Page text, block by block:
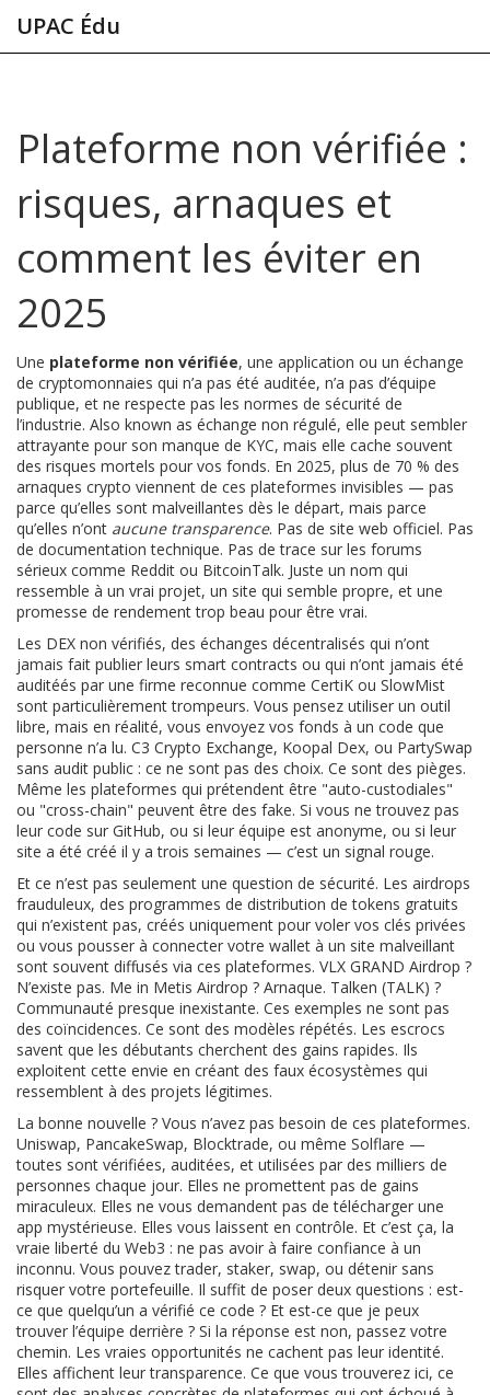
UPAC Édu
Plateforme non vérifiée :
risques, arnaques et
comment les éviter en
2025
Une plateforme non vérifiée, une application ou un échange
de cryptomonnaies qui n’a pas été auditée, n’a pas d’équipe
publique, et ne respecte pas les normes de sécurité de
l’industrie. Also known as échange non régulé, elle peut sembler
attrayante pour son manque de KYC, mais elle cache souvent
des risques mortels pour vos fonds. En 2025, plus de 70 % des
arnaques crypto viennent de ces plateformes invisibles — pas
parce qu’elles sont malveillantes dès le départ, mais parce
qu’elles n’ont aucune transparence. Pas de site web officiel. Pas
de documentation technique. Pas de trace sur les forums
sérieux comme Reddit ou BitcoinTalk. Juste un nom qui
ressemble à un vrai projet, un site qui semble propre, et une
promesse de rendement trop beau pour être vrai.
Les DEX non vérifiés, des échanges décentralisés qui n’ont
jamais fait publier leurs smart contracts ou qui n’ont jamais été
auditéés par une firme reconnue comme CertiK ou SlowMist
sont particulièrement trompeurs. Vous pensez utiliser un outil
libre, mais en réalité, vous envoyez vos fonds à un code que
personne n’a lu. C3 Crypto Exchange, Koopal Dex, ou PartySwap
sans audit public : ce ne sont pas des choix. Ce sont des pièges.
Même les plateformes qui prétendent être "auto-custodiales"
ou "cross-chain" peuvent être des fake. Si vous ne trouvez pas
leur code sur GitHub, ou si leur équipe est anonyme, ou si leur
site a été créé il y a trois semaines — c’est un signal rouge.
Et ce n’est pas seulement une question de sécurité. Les airdrops
frauduleux, des programmes de distribution de tokens gratuits
qui n’existent pas, créés uniquement pour voler vos clés privées
ou vous pousser à connecter votre wallet à un site malveillant
sont souvent diffusés via ces plateformes. VLX GRAND Airdrop ?
N’existe pas. Me in Metis Airdrop ? Arnaque. Talken (TALK) ?
Communauté presque inexistante. Ces exemples ne sont pas
des coïncidences. Ce sont des modèles répétés. Les escrocs
savent que les débutants cherchent des gains rapides. Ils
exploitent cette envie en créant des faux écosystèmes qui
ressemblent à des projets légitimes.
La bonne nouvelle ? Vous n’avez pas besoin de ces plateformes.
Uniswap, PancakeSwap, Blocktrade, ou même Solflare —
toutes sont vérifiées, auditées, et utilisées par des milliers de
personnes chaque jour. Elles ne promettent pas de gains
miraculeux. Elles ne vous demandent pas de télécharger une
app mystérieuse. Elles vous laissent en contrôle. Et c’est ça, la
vraie liberté du Web3 : ne pas avoir à faire confiance à un
inconnu. Vous pouvez trader, staker, swap, ou détenir sans
risquer votre portefeuille. Il suffit de poser deux questions : est-
ce que quelqu’un a vérifié ce code ? Et est-ce que je peux
trouver l’équipe derrière ? Si la réponse est non, passez votre
chemin. Les vraies opportunités ne cachent pas leur identité.
Elles affichent leur transparence. Ce que vous trouverez ici, ce